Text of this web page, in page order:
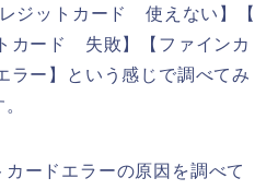
ジットカード 使えない】【
カード 失敗】【ファインカ
ー】という感じで調べてみ
ードエラーの原因を調べて